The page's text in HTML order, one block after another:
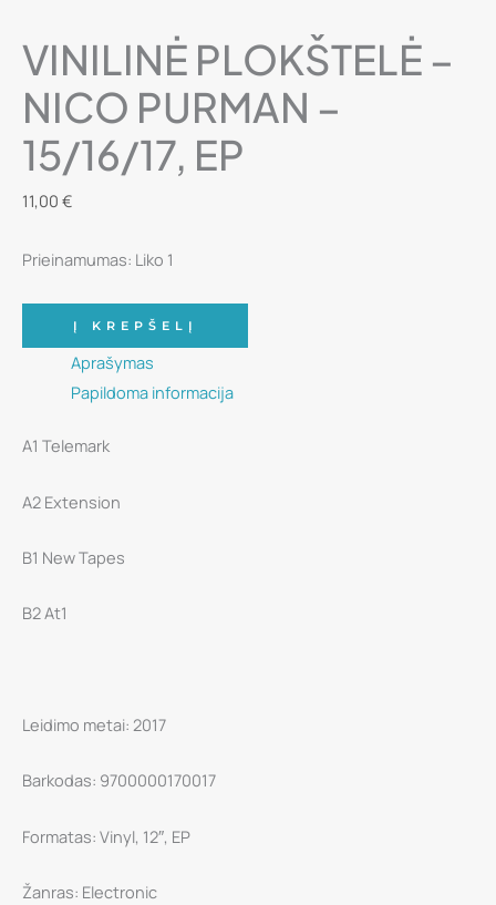
VINILINĖ PLOKŠTELĖ –
NICO PURMAN –
15/16/17, EP
11,00 €
Prieinamumas: Liko 1
produkto
kiekis:
Vinilinė
plokštelė
-
Purman
15/16/17,
Į KREPŠELĮ
Aprašymas
Papildoma informacija
A1 Telemark
A2 Extension
B1 New Tapes
B2 At1
Leidimo metai: 2017
Barkodas: 9700000170017
Formatas: Vinyl, 12″, EP
Žanras: Electronic